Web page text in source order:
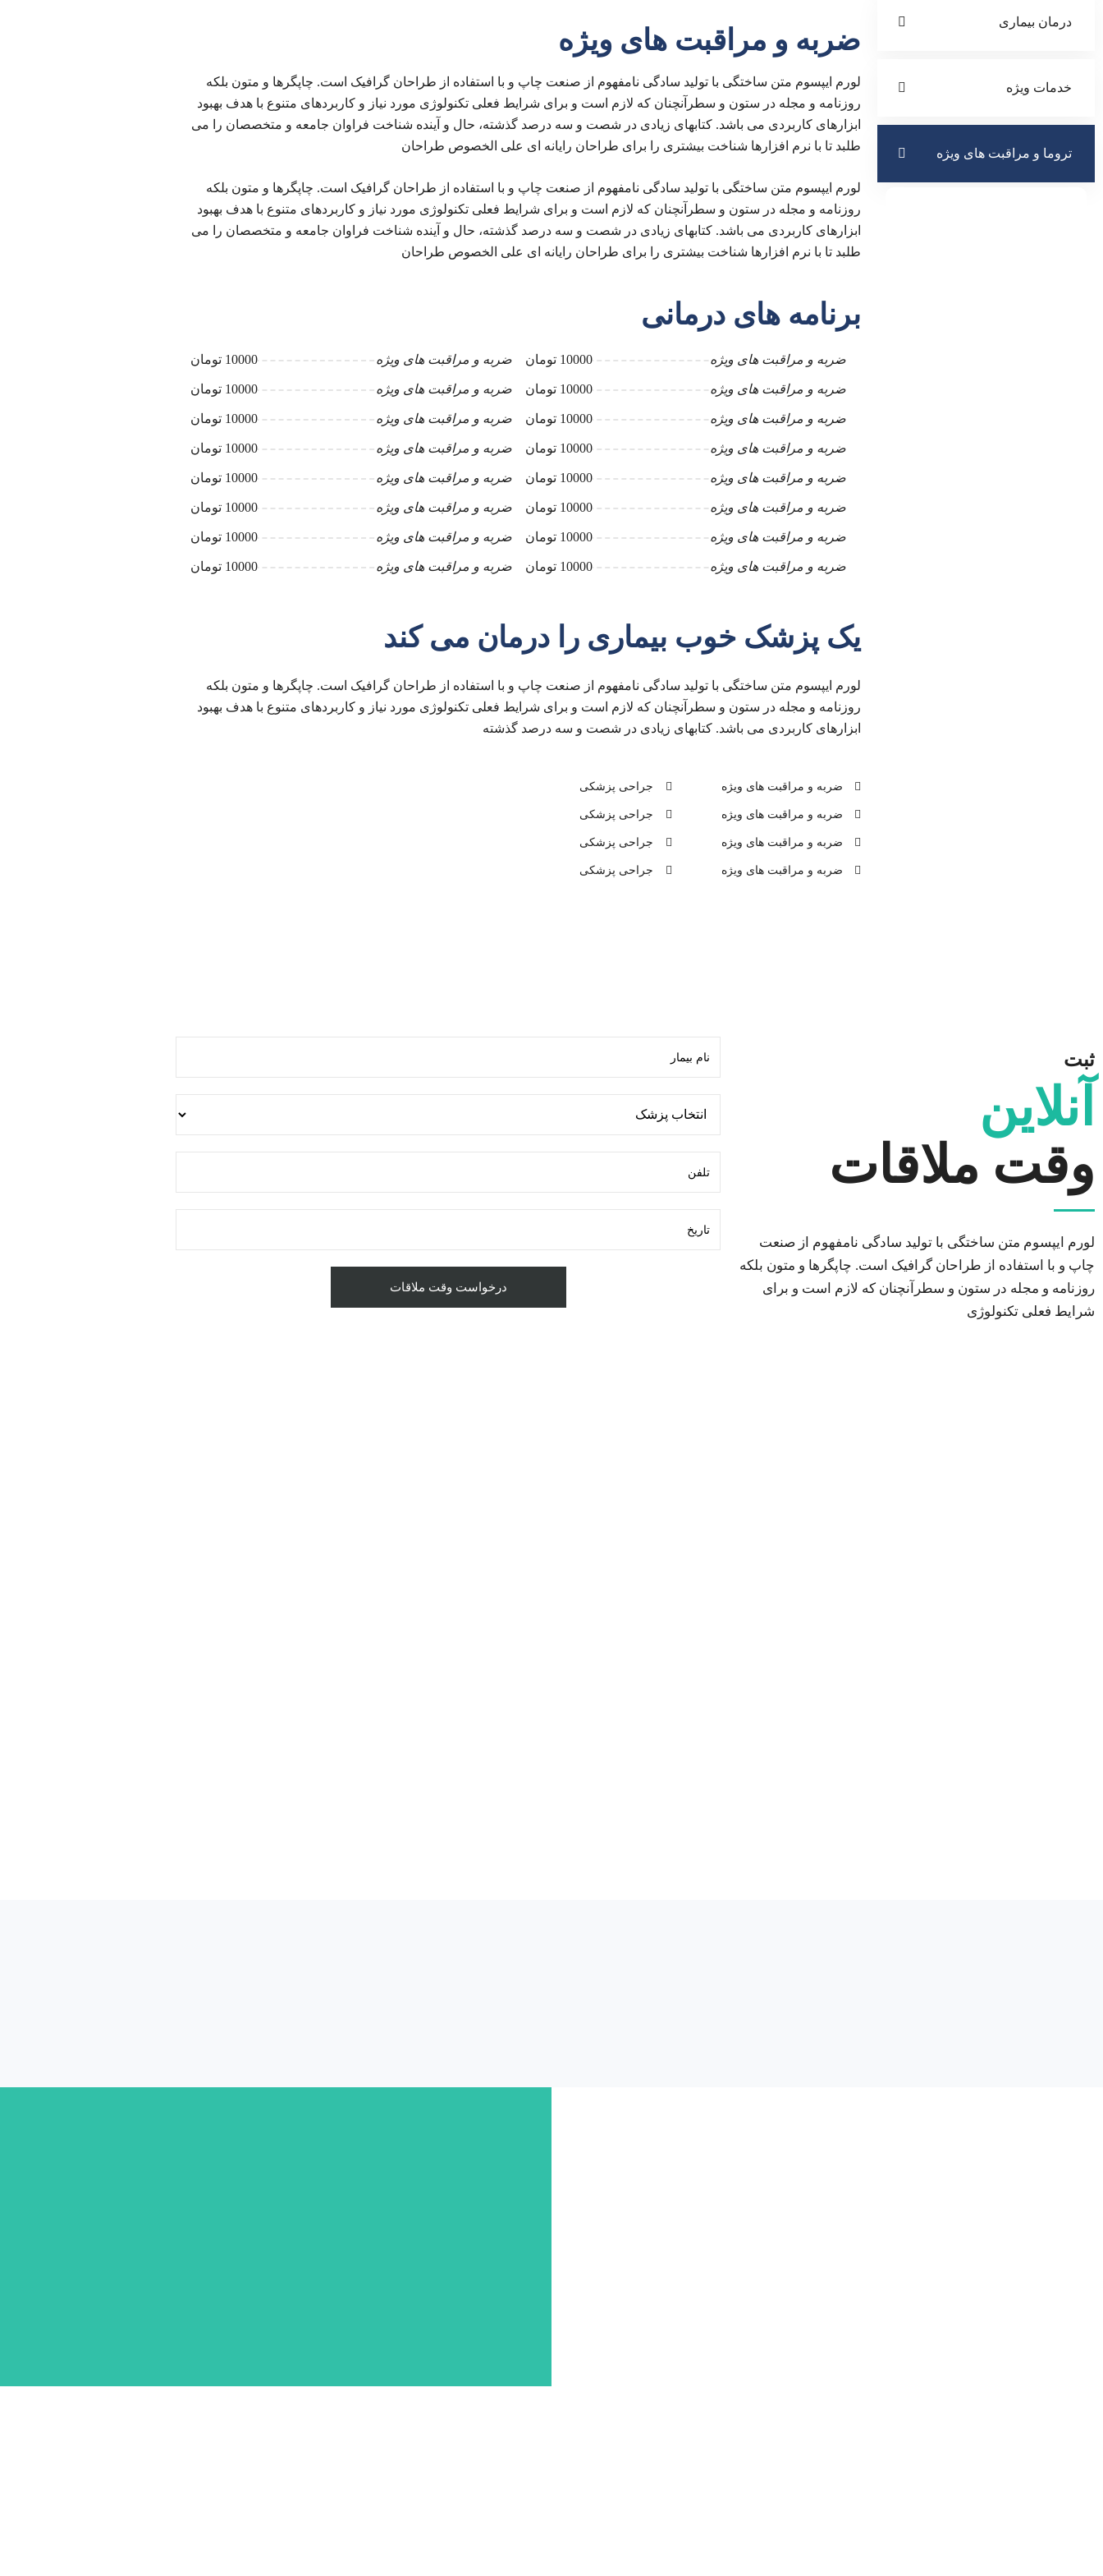
درمان بیماری
خدمات ویژه
تروما و مراقبت های ویژه
ضربه و مراقبت های ویژه
لورم ایپسوم متن ساختگی با تولید سادگی نامفهوم از صنعت چاپ و با استفاده از طراحان گرافیک است. چاپگرها و متون بلکه
روزنامه و مجله در ستون و سطرآنچنان که لازم است و برای شرایط فعلی تکنولوژی مورد نیاز و کاربردهای متنوع با هدف بهبود
ابزارهای کاربردی می باشد. کتابهای زیادی در شصت و سه درصد گذشته، حال و آینده شناخت فراوان جامعه و متخصصان را می
طلبد تا با نرم افزارها شناخت بیشتری را برای طراحان رایانه ای علی الخصوص طراحان
لورم ایپسوم متن ساختگی با تولید سادگی نامفهوم از صنعت چاپ و با استفاده از طراحان گرافیک است. چاپگرها و متون بلکه
روزنامه و مجله در ستون و سطرآنچنان که لازم است و برای شرایط فعلی تکنولوژی مورد نیاز و کاربردهای متنوع با هدف بهبود
ابزارهای کاربردی می باشد. کتابهای زیادی در شصت و سه درصد گذشته، حال و آینده شناخت فراوان جامعه و متخصصان را می
طلبد تا با نرم افزارها شناخت بیشتری را برای طراحان رایانه ای علی الخصوص طراحان
برنامه های درمانی
ضربه و مراقبت های ویژه 10000 تومان
ضربه و مراقبت های ویژه 10000 تومان
ضربه و مراقبت های ویژه 10000 تومان
ضربه و مراقبت های ویژه 10000 تومان
ضربه و مراقبت های ویژه 10000 تومان
ضربه و مراقبت های ویژه 10000 تومان
ضربه و مراقبت های ویژه 10000 تومان
ضربه و مراقبت های ویژه 10000 تومان
ضربه و مراقبت های ویژه 10000 تومان
ضربه و مراقبت های ویژه 10000 تومان
ضربه و مراقبت های ویژه 10000 تومان
ضربه و مراقبت های ویژه 10000 تومان
ضربه و مراقبت های ویژه 10000 تومان
ضربه و مراقبت های ویژه 10000 تومان
ضربه و مراقبت های ویژه 10000 تومان
ضربه و مراقبت های ویژه 10000 تومان
یک پزشک خوب بیماری را درمان می کند
لورم ایپسوم متن ساختگی با تولید سادگی نامفهوم از صنعت چاپ و با استفاده از طراحان گرافیک است. چاپگرها و متون بلکه
روزنامه و مجله در ستون و سطرآنچنان که لازم است و برای شرایط فعلی تکنولوژی مورد نیاز و کاربردهای متنوع با هدف بهبود
ابزارهای کاربردی می باشد. کتابهای زیادی در شصت و سه درصد گذشته
ضربه و مراقبت های ویژه
ضربه و مراقبت های ویژه
ضربه و مراقبت های ویژه
ضربه و مراقبت های ویژه
جراحی پزشکی
جراحی پزشکی
جراحی پزشکی
جراحی پزشکی
ثبت
آنلاین
وقت ملاقات
لورم ایپسوم متن ساختگی با تولید سادگی نامفهوم از صنعت
چاپ و با استفاده از طراحان گرافیک است. چاپگرها و متون بلکه
روزنامه و مجله در ستون و سطرآنچنان که لازم است و برای
شرایط فعلی تکنولوژی